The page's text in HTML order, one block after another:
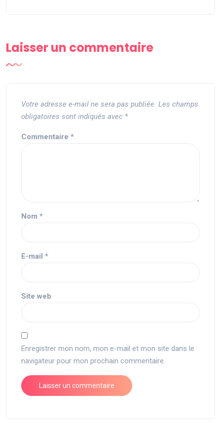
Laisser un commentaire
Votre adresse e-mail ne sera pas publiée. Les champs
obligatoires sont indiqués avec *
Commentaire *
Nom *
E-mail *
Site web
Enregistrer mon nom, mon e-mail et mon site dans le
navigateur pour mon prochain commentaire.